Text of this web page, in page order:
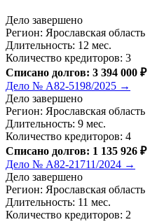
Дело завершено
Регион: Ярославская область
Длительность: 12 мес.
Количество кредиторов: 3
Списано долгов: 3 394 000 ₽
Дело № А82-5198/2025 →
Дело завершено
Регион: Ярославская область
Длительность: 9 мес.
Количество кредиторов: 4
Списано долгов: 1 135 926 ₽
Дело № А82-21711/2024 →
Дело завершено
Регион: Ярославская область
Длительность: 11 мес.
Количество кредиторов: 2